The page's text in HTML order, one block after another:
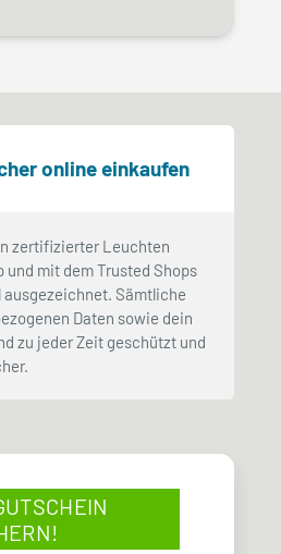
online einkaufen
zertifizierter Leuchten
und mit dem Trusted Shops
ausgezeichnet. Sämtliche
Daten sowie dein
zu jeder Zeit geschützt und